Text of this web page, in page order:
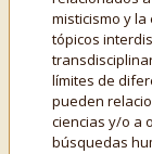
misticismo y
tópicos
límites de
pueden
ciencias y/o a
búsquedas